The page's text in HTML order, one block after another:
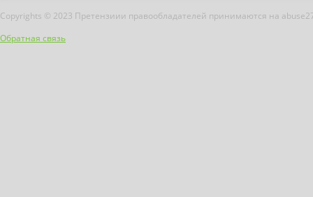
Copyrights © 2023 Претензиии правообладателей принимаются на
Обратная связь